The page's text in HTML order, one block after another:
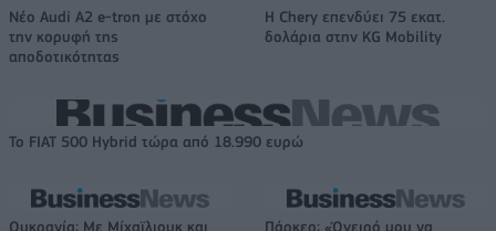
Νέο Audi A2 e-tron με στόχο
την κορυφή της
αποδοτικότητας
Η Chery επενδύει 75 εκατ.
δολάρια στην KG Mobility
Το FIAT 500 Hybrid τώρα από 18.990 ευρώ
Ουκρανία: Με Μίχαϊλιουκ και
Πάρκερ: «Όνειρό μου να